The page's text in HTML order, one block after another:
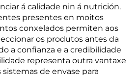
á calidade nin á nutrición.
presentes en moitos
conxelados permiten aos
os produtos antes da
a confianza e a credibilidade
representa outra vantaxe
de envase para